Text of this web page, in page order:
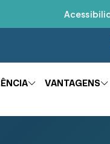
VANTAGENS